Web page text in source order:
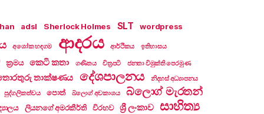
adsl Sherlock Holmes SLT wordpress
අශෝක හඳගම ආදරය ආර්ථිකය ඉතිහාසය
ක්‍රමය කෙටි කතා ගණිතය චිත්‍රපටි
ජනතා විමුක්ති පෙරමුණ
තාක්ෂණය දේශපාලනය
නිදහස් අධ්‍යාපනය
පුද්ගලිකත්වය පොත් බ්ලොග් අවකාශය බ්ලොග් මැරතන්
ලියනගේ අමරකීර්ති විරහව ශ්‍රී ලංකාව සාහිත්‍ය